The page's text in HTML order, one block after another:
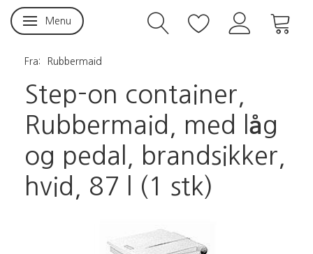
Skifte navigation
Menu
Fra: Rubbermaid
Step-on container,
Rubbermaid, med låg
og pedal, brandsikker,
hvid, 87 l (1 stk)